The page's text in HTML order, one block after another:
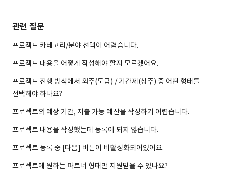
관련 질문
프로젝트 카테고리/분야 선택이 어렵습니다.
프로젝트 내용을 어떻게 작성해야 할지 모르겠어요.
프로젝트 진행 방식에서 외주(도급) / 기간제(상주) 중 어떤 형태를
선택해야 하나요?
프로젝트의 예상 기간, 지출 가능 예산을 작성하기 어렵습니다.
프로젝트 내용을 작성했는데 등록이 되지 않습니다.
프로젝트 등록 중 [다음] 버튼이 비활성화되어있어요.
프로젝트에 원하는 파트너 형태만 지원받을 수 있나요?